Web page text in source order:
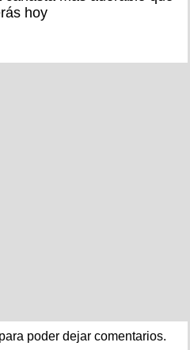
hoy
poder dejar comentarios.